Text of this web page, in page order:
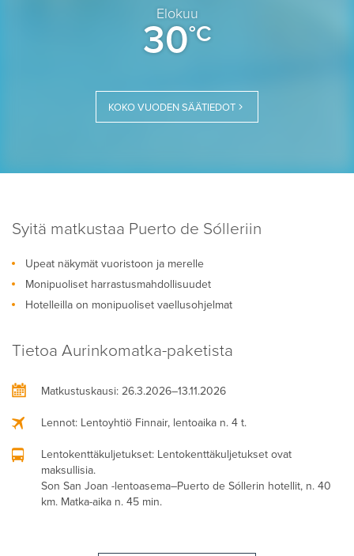
Elokuu
30°C
KOKO VUODEN SÄÄTIEDOT
Syitä matkustaa Puerto de Sólleriin
Upeat näkymät vuoristoon ja merelle
Monipuoliset harrastusmahdollisuudet
Hotelleilla on monipuoliset vaellusohjelmat
Tietoa Aurinkomatka-paketista
Matkustuskausi: 26.3.2026–13.11.2026
Lennot: Lentoyhtiö Finnair, lentoaika n. 4 t.
Lentokenttäkuljetukset: Lentokenttäkuljetukset ovat
maksullisia.
Son San Joan -lentoasema–Puerto de Sóllerin hotellit, n. 40
km. Matka-aika n. 45 min.